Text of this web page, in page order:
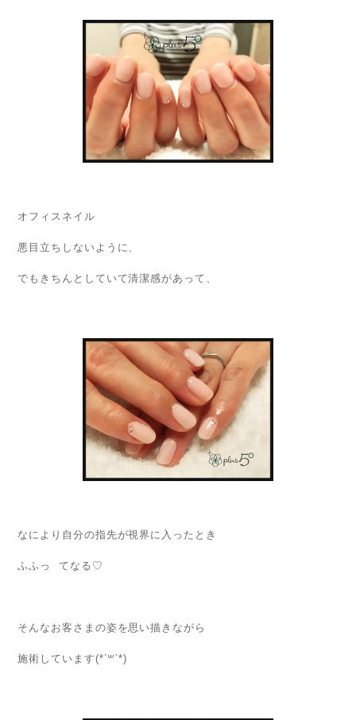
オフィスネイル
悪目立ちしないように、
でもきちんとしていて清潔感があって、
なにより自分の指先が視界に入ったとき
ふふっ てなる♡
そんなお客さまの姿を思い描きながら
施術しています(*´꒳`*)